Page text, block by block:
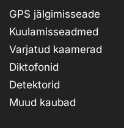
GPS jälgimisseade
Kuulamisseadmed
Varjatud kaamerad
Diktofonid
Detektorid
Muud kaubad